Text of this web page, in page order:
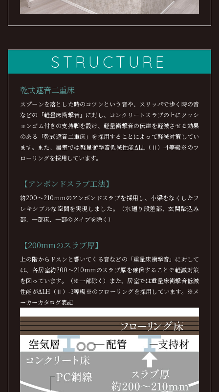
STRUCTURE
乾式遮音二重床
スプーンを落とした時のコツンという音や、スリッパで歩く時の音
などの「軽量床衝撃音」に対し、コンクリートスラブの上にクッシ
ョンゴム付きの支持脚を設け、軽量衝撃音の伝達を軽減させる効果
のある「乾式遮音二重床」を採用することによって軽減対策してい
ます。また、居室では軽量衝撃音低減性能ΔLL（Ⅱ）-4等級※のフ
ローリングを採用しています。
【アンボンドスラブ工法】
約200〜210mmのアンボンドスラブを採用し、小梁をなくしたフ
レキシブルな空間を実現しました。（水廻り段差部、玄関踏込み
部、一部床、一部のタイプを除く）
【200mmのスラブ厚】
上の階からドスンと響いてくる音などの「重量床衝撃音」に対して
は、各居室約200〜210mmのスラブ厚を確保することで軽減対策
を図っています。（※一部除く）また、居室では重量床衝撃音低減
性能がΔLH（Ⅱ）-3等級※のフローリングを採用しています。※メ
ーカーカタログ表記